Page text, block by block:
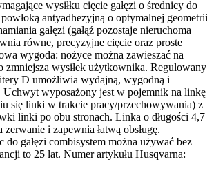
wysiłku cięcie gałęzi o średnicy do
antyadhezyjną o optymalnej geometrii
gałęzi (gałąź pozostaje nieruchoma
równe, precyzyjne cięcie oraz proste
wygoda: nożyce można zawieszać na
zmniejsza wysiłek użytkownika. Regulowany
D umożliwia wydajną, wygodną i
Uchwyt wyposażony jest w pojemnik na linkę
się linki w trakcie pracy/przechowywania) z
linki po obu stronach. Linka o długości 4,7
zerwanie i zapewnia łatwą obsługę.
do gałęzi combisystem można używać bez
to 25 lat. Numer artykułu Husqvarna: